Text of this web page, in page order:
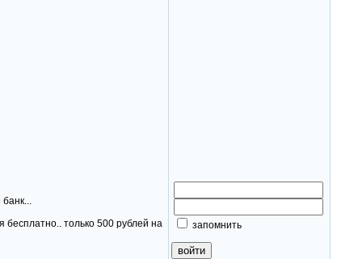
только 500 рублей на
запомнить